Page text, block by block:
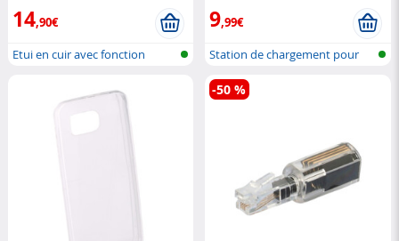
14,90€
Etui en cuir avec fonction
9,99€
Station de chargement pour
iPhone,...
-50 %